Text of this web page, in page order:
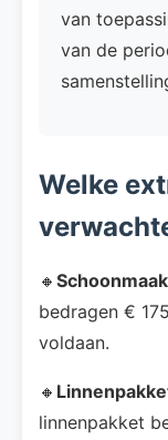
van
van de
Welke
🔸
bedragen €
voldaan.
🔸
linnenpakket